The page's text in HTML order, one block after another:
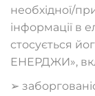
необхідної/
інформації в
стосується
ЕНЕРДЖИ»,
➢